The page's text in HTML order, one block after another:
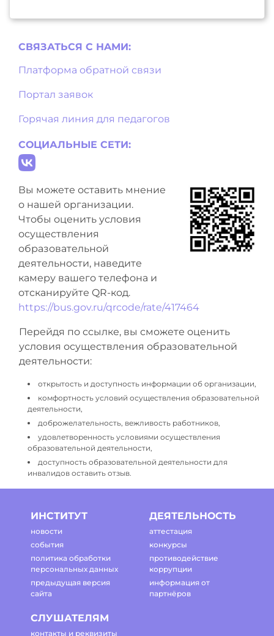
СВЯЗАТЬСЯ С НAМИ:
Платформа обратной связи
Портал заявок
Горячая линия для педагогов
СОЦИАЛЬНЫЕ СЕТИ:
Вы можете оставить мнение
о нашей организации.
Чтобы оценить условия
осуществления
образовательной
деятельности, наведите
камеру вашего телефона и
отсканируйте QR-код.
https://bus.gov.ru/qrcode/rate/417464
Перейдя по ссылке, вы сможете оценить
условия осуществления образовательной
деятельности:
открытость и доступность информации об организации,
комфортность условий осуществления образовательной
деятельности,
доброжелательность, вежливость работников,
удовлетворенность условиями осуществления
образовательной деятельности,
доступность образовательной деятельности для
инвалидов оставить отзыв.
ИНСТИТУТ
новости
события
политика обработки
персональных данных
предыдущая версия
сайта
ДЕЯТЕЛЬНОСТЬ
аттестация
конкурсы
противодействие
коррупции
информация от
партнёров
СЛУШАТЕЛЯМ
контакты и реквизиты